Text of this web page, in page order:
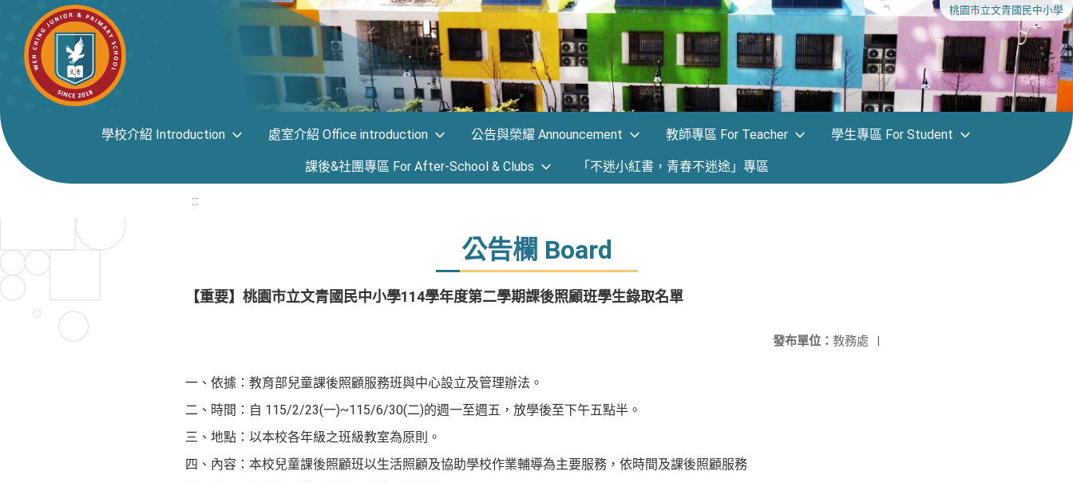
桃園市立文青國民中小學
學校介紹 Introduction 處室介紹 Office introduction 公告與榮耀 Announcement 教師專區 For Teacher 學生專區 For Student
課後&社團專區 For After-School & Clubs 「不迷小紅書，青春不迷途」專區
:::
公告欄 Board
【重要】桃園市立文青國民中小學114學年度第二學期課後照顧班學生錄取名單
發布單位： 教務處 |
一、依據：教育部兒童課後照顧服務班與中心設立及管理辦法。
二、時間：自 115/2/23(一)~115/6/30(二)的週一至週五，放學後至下午五點半。
三、地點：以本校各年級之班級教室為原則。
四、內容：本校兒童課後照顧班以生活照顧及協助學校作業輔導為主要服務，依時間及課後照顧服務